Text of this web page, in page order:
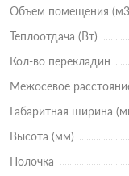
Объем помещения
Теплоотдача (Вт)
Кол-во перекладин
Межосевое
Габаритная ширина
Высота (мм)
Полочка